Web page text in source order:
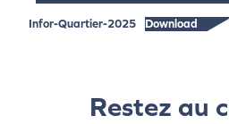
Infor-Quartier-2025 Download
Restez au